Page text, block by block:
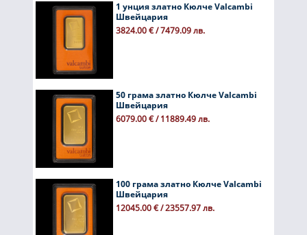
1 унция златно Кюлче Valcambi
Швейцария
3824.00 € / 7479.09 лв.
50 грама златно Кюлче Valcambi
Швейцария
6079.00 € / 11889.49 лв.
100 грама златно Кюлче Valcambi
Швейцария
12045.00 € / 23557.97 лв.